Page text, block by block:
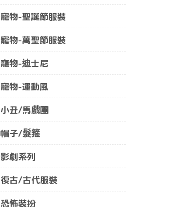
寵物-聖誕節服裝
寵物-萬聖節服裝
寵物-迪士尼
寵物-運動風
小丑/馬戲團
帽子/髮箍
影劇系列
復古/古代服裝
恐怖裝扮